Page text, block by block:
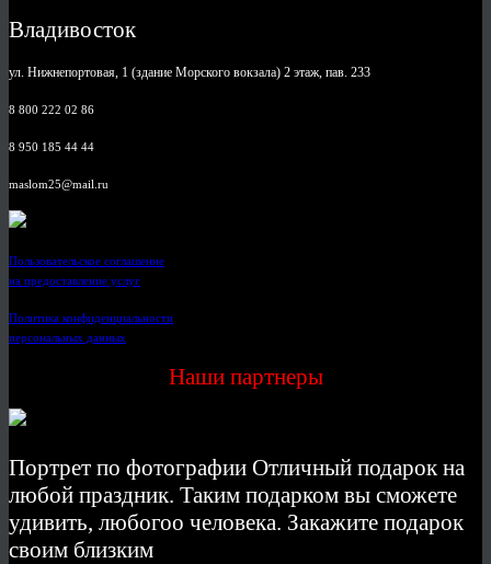
Владивосток
ул. Нижнепортовая, 1 (здание Морского вокзала) 2 этаж, пав. 233
8 800 222 02 86
8 950 185 44 44
maslom25@mail.ru
Пользовательское соглашение
на предоставление услуг
Политика конфиденциальности
персональных данных
Наши партнеры
Портрет по фотографии Отличный подарок на
любой праздник. Таким подарком вы сможете
удивить, любогоо человека. Закажите подарок
своим близким